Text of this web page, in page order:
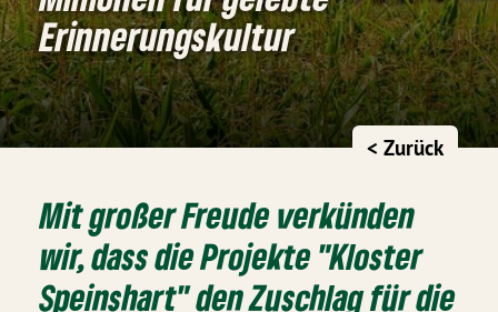
Erinnerungskultur
< Zurück
Mit großer Freude verkünden
wir, dass die Projekte "Kloster
Speinshart" den Zuschlag für die